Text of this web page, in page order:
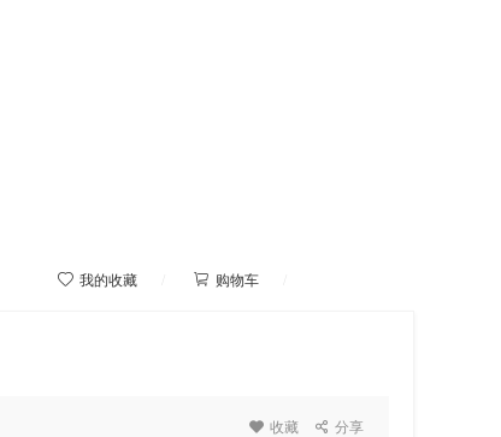
 我的收藏  购物车
 收藏  分享